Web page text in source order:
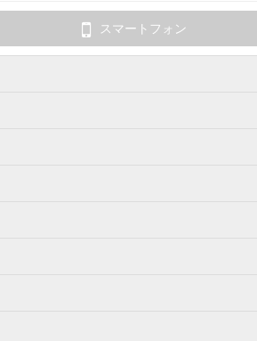
スマートフォン